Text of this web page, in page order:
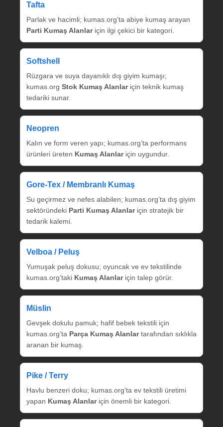
Tafta
Parlak ve hacimli; kumas.org’ta abiye kumaş arayan
Parti Kumaş Alanlariçin ilgi çekici bir kategori.
Softshell
Rüzgara ve suya dayanıklı dış giyim kumaşı;
kumas.org Stok Kumaş Alanlariçin teknik kumaş
tedariki sunar.
Neopren
Kalın ve form veren yapı; kumas.org’ta performans
ürünleri üreten Kumaş Alanlariçin uygundur.
Gore‑Tex / Membranlı Kumaş
Su geçirmez ve nefes alabilen; kumas.org’ta dış giyim
sektöründeki Parti Kumaş Alanlariçin stratejik bir
tedarik kalemi.
Velboa / Peluş
Yumuşak peluş dokusu; oyuncak ve ev tekstilinde
kumas.org’taki Kumaş Alanlariçin talep görür.
Müslin
Gevşek dokulu pamuk; hafif bebek tekstili için
kumas.org’ta Parça Kumaş Alanlartarafından sıklıkla
aranan bir kumaş.
Pike / Terry
Havlu benzeri doku; kumas.org’ta ev tekstili üretimi
yapan Kumaş Alanlariçin önemli bir kategori.